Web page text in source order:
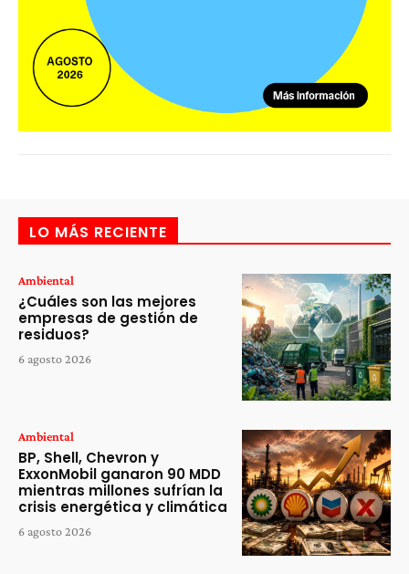
LO MÁS RECIENTE
Ambiental
¿Cuáles son las mejores
empresas de gestión de
residuos?
6 agosto 2026
Ambiental
BP, Shell, Chevron y
ExxonMobil ganaron 90 MDD
mientras millones sufrían la
crisis energética y climática
6 agosto 2026